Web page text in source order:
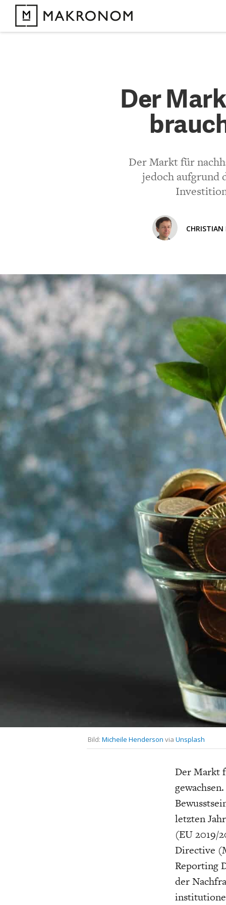
UNGLEICHHEIT UND
MACHT
GERMANOMICS
CHARTBOOK
EUROPA
HÖRSAAL
Der
Der Markt für
jedoch aufgrund
CHRISTIAN
Bild: Micheile Henderson via Unsplash
Der Markt
letzten
(EU 2019/
Directive
Reporting
der
Der
braucht
Bisher noch kein